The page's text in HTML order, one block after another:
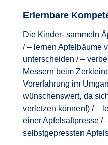
Erlernbare
Die Kinder- sammeln
/ – lernen Apfelbäume
unterscheiden / –
Messern beim
Vorerfahrung im
wünschenswert, da
verletzen können!) / –
einer Apfelsaftpresse /
selbstgepressten